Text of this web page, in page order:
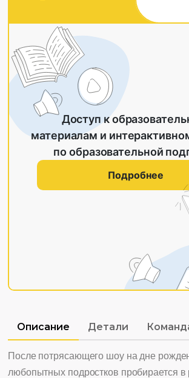
Доступ к
материалам и
по образовательной
Подробнее
Описание Детали
После потрясающего шоу на дне
любопытных подростков пробирается в